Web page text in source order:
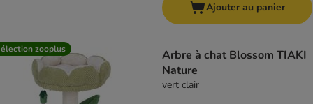
Ajouter au panier
zooplus
Arbre à chat Blossom TIAKI
Nature
vert clair